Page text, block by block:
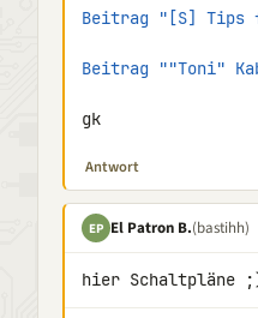
Beitrag "[S] Tips
Beitrag ""Toni"
gk
Antwort
EP El Patron B.(bastihh)
hier Schaltpläne